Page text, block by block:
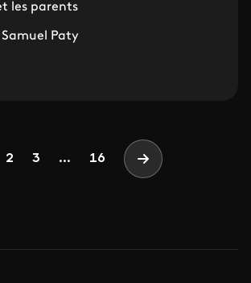
les parents
Paty
Page
2 Page
3 ... 16 Page suivante